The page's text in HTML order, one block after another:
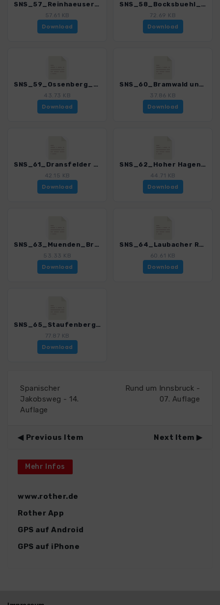
SNS_57_Reinhaeuser Runde_4552_1.gpx
57.61 KB
Download
SNS_58_Bocksbuehl_4552_1.gpx
72.69 KB
Download
SNS_59_Ossenberg_Backenberg_Grefenburg_4552_1.gpx
43.73 KB
Download
SNS_60_Bramwald und Niemetal_4552_1.gpx
37.86 KB
Download
SNS_61_Dransfelder Hochflaeche_4552_1.gpx
42.15 KB
Download
SNS_62_Hoher Hagen_4552_1.gpx
44.71 KB
Download
SNS_63_Muenden_Brackenberg_4552_1.gpx
53.33 KB
Download
SNS_64_Laubacher Runde im Kaufunger Wald_4552_1.gpx
60.61 KB
Download
SNS_65_Staufenberger Runde im Kaufunger Wald_4552_1.gpx
77.87 KB
Download
Spanischer
Jakobsweg - 14.
Auflage
Rund um Innsbruck -
07. Auflage
Previous Item Next Item
Mehr Infos
www.rother.de
Rother App
GPS auf Android
GPS auf iPhone